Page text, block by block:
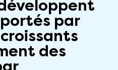
par
des